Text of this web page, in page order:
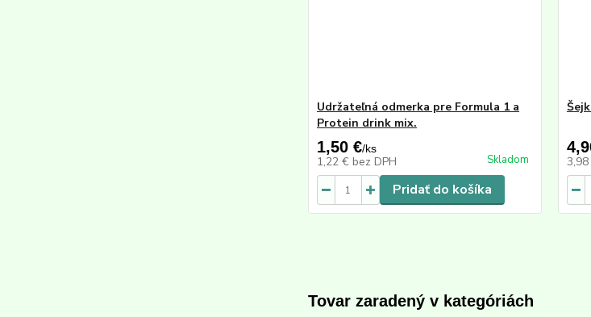
Udržateľná odmerka pre Formula 1 a
Protein drink mix.
1,50 €/ks
1,22 € bez DPH Skladom
Pridať do košíka
Tovar zaradený v kategóriách